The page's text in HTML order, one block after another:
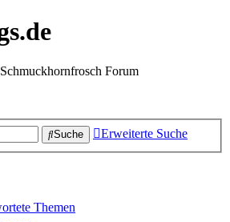
Forum
Suche Erweiterte Suche
Themen